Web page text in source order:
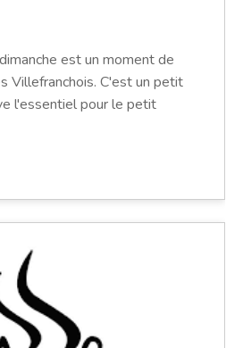
est un moment de
Villefranchois. C'est un petit
l'essentiel pour le petit